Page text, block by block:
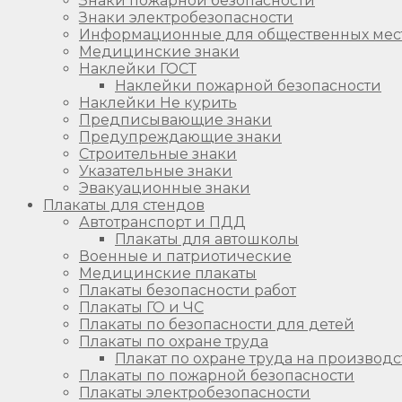
Знаки электробезопасности
Информационные для общественных
Медицинские знаки
Наклейки ГОСТ
Наклейки пожарной безопасности
Наклейки Не курить
Предписывающие знаки
Предупреждающие знаки
Строительные знаки
Указательные знаки
Эвакуационные знаки
Плакаты для стендов
Автотранспорт и ПДД
Плакаты для автошколы
Военные и патриотические
Медицинские плакаты
Плакаты безопасности работ
Плакаты ГО и ЧС
Плакаты по безопасности для детей
Плакаты по охране труда
Плакат по охране труда на
Плакаты по пожарной безопасности
Плакаты электробезопасности